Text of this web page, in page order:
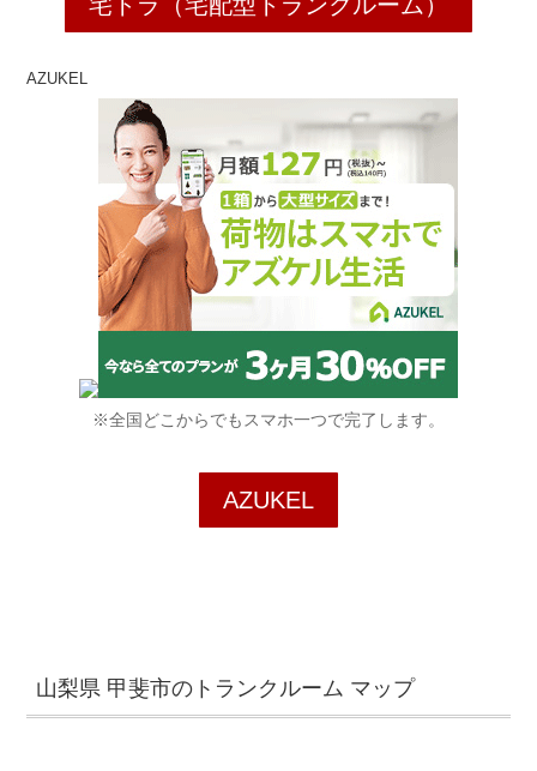
AZUKEL
※全国どこからでもスマホ一つで完了します。
AZUKEL
山梨県 甲斐市のトランクルーム マップ